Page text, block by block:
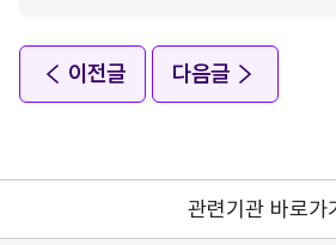
이전글 다음글
관련기관 바로가